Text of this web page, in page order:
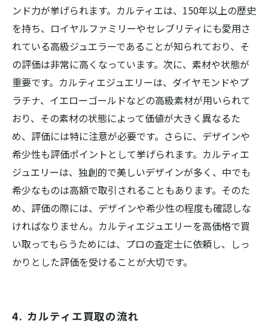
ンド力が挙げられます。カルティエは、150年以上の歴史
を持ち、ロイヤルファミリーやセレブリティにも愛用さ
れている高級ジュエラーであることが知られており、そ
の評価は非常に高くなっています。次に、素材や状態が
重要です。カルティエジュエリーは、ダイヤモンドやプ
ラチナ、イエローゴールドなどの高級素材が用いられて
おり、その素材の状態によって価値が大きく異なるた
め、評価には特に注意が必要です。さらに、デザインや
希少性も評価ポイントとして挙げられます。カルティエ
ジュエリーは、独創的で美しいデザインが多く、中でも
希少なものは高額で取引されることもあります。そのた
め、評価の際には、デザインや希少性の程度も確認しな
ければなりません。カルティエジュエリーを高価格で買
い取ってもらうためには、プロの査定士に依頼し、しっ
かりとした評価を受けることが大切です。
4. カルティエ買取の流れ